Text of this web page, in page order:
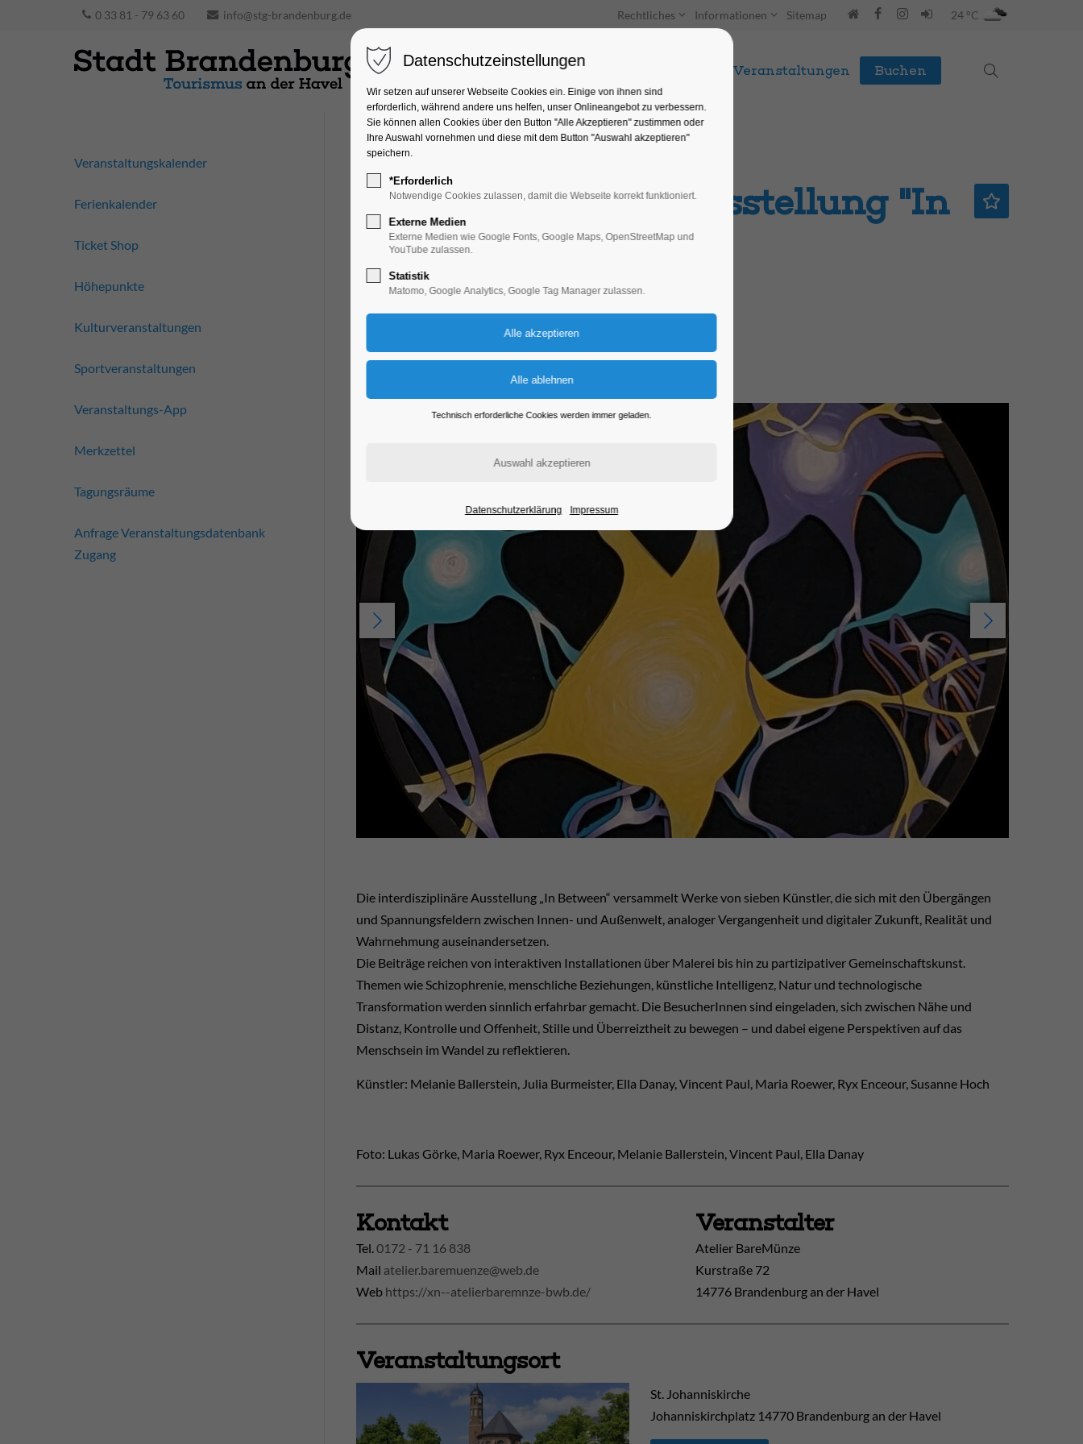
0 33 81 - 79 63 60 info@stg-brandenburg.de Rechtliches Informationen Sitemap 24 °C
Unterkünfte Entdecken & Erleben Veranstaltungen Buchen
Vernissage Kunstausstellung "In
Between"
Ausstellung, Kunst
05.09.2025, 18:00–21:00
Eintritt frei
Die interdisziplinäre Ausstellung „In Between“ versammelt Werke von sieben Künstler, die sich mit den Übergängen
und Spannungsfeldern zwischen Innen- und Außenwelt, analoger Vergangenheit und digitaler Zukunft, Realität und
Wahrnehmung auseinandersetzen.
Die Beiträge reichen von interaktiven Installationen über Malerei bis hin zu partizipativer Gemeinschaftskunst.
Themen wie Schizophrenie, menschliche Beziehungen, künstliche Intelligenz, Natur und technologische
Transformation werden sinnlich erfahrbar gemacht. Die BesucherInnen sind eingeladen, sich zwischen Nähe und
Distanz, Kontrolle und Offenheit, Stille und Überreiztheit zu bewegen – und dabei eigene Perspektiven auf das
Menschsein im Wandel zu reflektieren.
Künstler: Melanie Ballerstein, Julia Burmeister, Ella Danay, Vincent Paul, Maria Roewer, Ryx Enceour, Susanne Hoch
Foto: Lukas Görke, Maria Roewer, Ryx Enceour, Melanie Ballerstein, Vincent Paul, Ella Danay
Kontakt
Tel. 0172 - 71 16 838
Mail atelier.baremuenze@web.de
Web https://xn--atelierbaremnze-bwb.de/
Veranstalter
Atelier BareMünze
Kurstraße 72
14776 Brandenburg an der Havel
Veranstaltungsort
St. Johanniskirche
Johanniskirchplatz 14770 Brandenburg an der Havel
Veranstaltungskalender
Ferienkalender
Ticket Shop
Höhepunkte
Kulturveranstaltungen
Sportveranstaltungen
Veranstaltungs-App
Merkzettel
Tagungsräume
Anfrage Veranstaltungsdatenbank
Zugang
Datenschutzeinstellungen
Wir setzen auf unserer Webseite Cookies ein. Einige von ihnen sind
erforderlich, während andere uns helfen, unser Onlineangebot zu verbessern.
Sie können allen Cookies über den Button "Alle Akzeptieren" zustimmen oder
Ihre Auswahl vornehmen und diese mit dem Button "Auswahl akzeptieren"
speichern.
*Erforderlich
Notwendige Cookies zulassen, damit die Webseite korrekt funktioniert.
Externe Medien
Externe Medien wie Google Fonts, Google Maps, OpenStreetMap und
YouTube zulassen.
Statistik
Matomo, Google Analytics, Google Tag Manager zulassen.
Technisch erforderliche Cookies werden immer geladen.
Datenschutzerklärung Impressum